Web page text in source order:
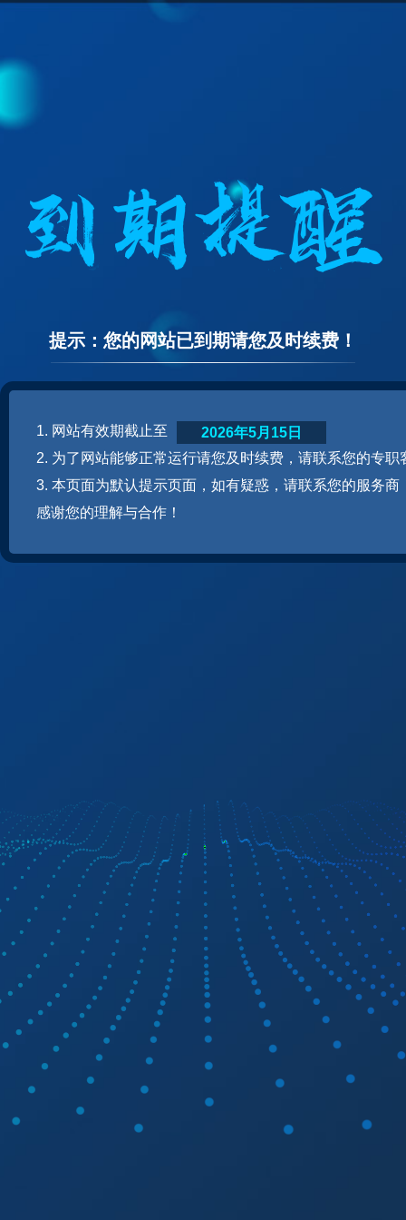
提示：您的网站已到期请您及时续费！
1. 网站有效期截止至
2. 为了网站能够正常运行请您及时续费，请联系您的专职
3. 本页面为默认提示页面，如有疑惑，请联系您的服务商
感谢您的理解与合作！
2026年5月15日